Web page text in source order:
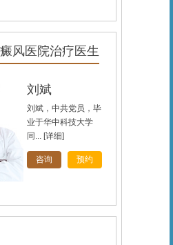
风医院治疗医生
孙定英
[详细]
咨询 预约
高汝辉
[详细]
咨询 预约
刘斌
刘斌，中共党员，毕
业于华中科技大学
同... [详细]
咨询 预约